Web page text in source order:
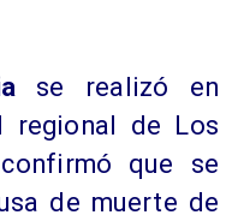
se realizó en
regional de Los
que se
de muerte de